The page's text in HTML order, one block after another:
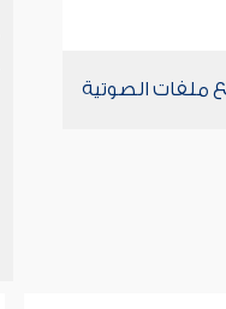
ملفات الصوتية